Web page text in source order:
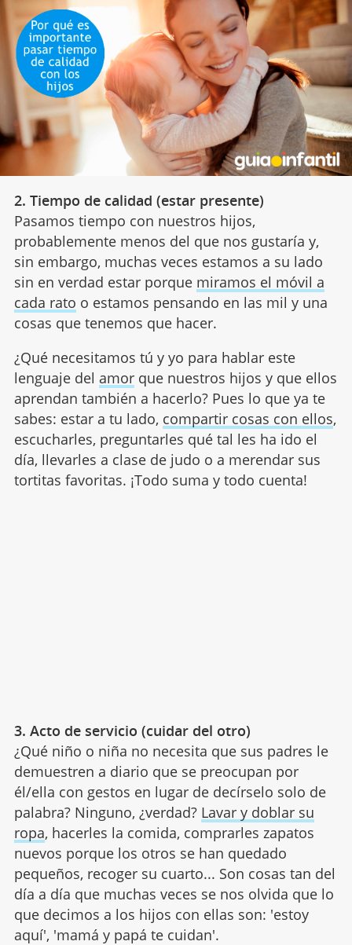
2. Tiempo de calidad (estar presente)
Pasamos tiempo con nuestros hijos,
probablemente menos del que nos gustaría y,
sin embargo, muchas veces estamos a su lado
sin en verdad estar porque miramos el móvil a
cada rato o estamos pensando en las mil y una
cosas que tenemos que hacer.
¿Qué necesitamos tú y yo para hablar este
lenguaje del amorque nuestros hijos y que ellos
aprendan también a hacerlo? Pues lo que ya te
sabes: estar a tu lado, compartir cosas con ellos,
escucharles, preguntarles qué tal les ha ido el
día, llevarles a clase de judo o a merendar sus
tortitas favoritas. ¡Todo suma y todo cuenta!
3. Acto de servicio (cuidar del otro)
¿Qué niño o niña no necesita que sus padres le
demuestren a diario que se preocupan por
él/ella con gestos en lugar de decírselo solo de
palabra? Ninguno, ¿verdad? Lavar y doblar su
ropa, hacerles la comida, comprarles zapatos
nuevos porque los otros se han quedado
pequeños, recoger su cuarto... Son cosas tan del
día a día que muchas veces se nos olvida que lo
que decimos a los hijos con ellas son: 'estoy
aquí', 'mamá y papá te cuidan'.